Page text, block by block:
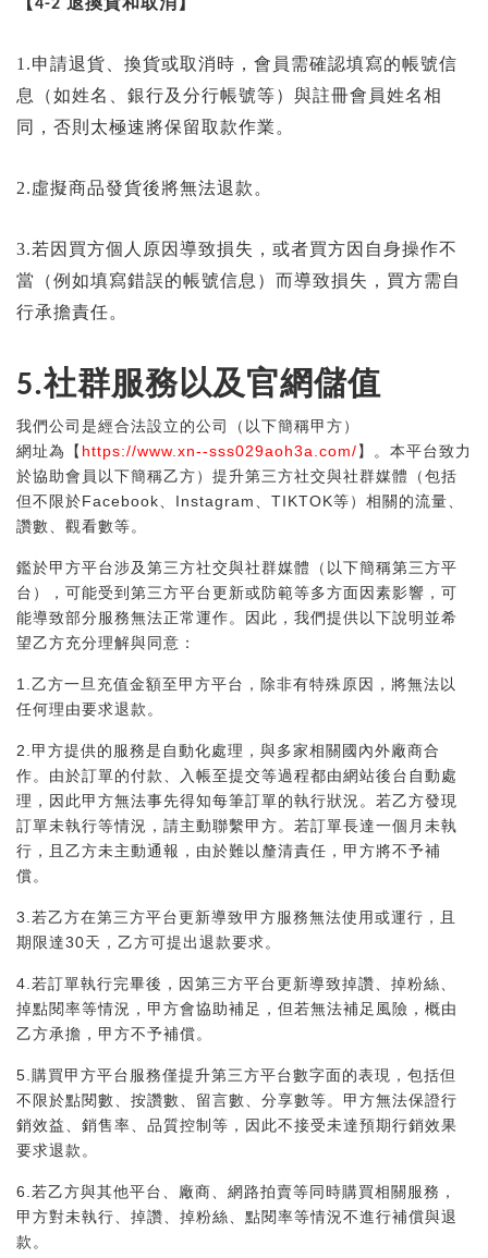
4-2
1.申請退貨、換貨或取消時，會員需確認填寫的帳號信
息（如姓名、銀行及分行帳號等）與註冊會員姓名相
同，否則太極速將保留取款作業。
2.虛擬商品發貨後將無法退款。
3.若因買方個人原因導致損失，或者買方因自身操作不
當（例如填寫錯誤的帳號信息）而導致損失，買方需自
行承擔責任。
5.社群服務以及官網儲值
我們公司是經合法設立的公司（以下簡稱甲方）
網址為【 https://www.xn--sss029aoh3a.com/】。本平台致力
於協助會員以下簡稱乙方）提升第三方社交與社群媒體（包括
但不限於Facebook、Instagram、TIKTOK等）相關的流量、
讚數、觀看數等。
鑑於甲方平台涉及第三方社交與社群媒體（以下簡稱第三方平
台），可能受到第三方平台更新或防範等多方面因素影響，可
能導致部分服務無法正常運作。因此，我們提供以下說明並希
望乙方充分理解與同意：
1.乙方一旦充值金額至甲方平台，除非有特殊原因，將無法以
任何理由要求退款。
2.甲方提供的服務是自動化處理，與多家相關國內外廠商合
作。由於訂單的付款、入帳至提交等過程都由網站後台自動處
理，因此甲方無法事先得知每筆訂單的執行狀況。若乙方發現
訂單未執行等情況，請主動聯繫甲方。若訂單長達一個月未執
行，且乙方未主動通報，由於難以釐清責任，甲方將不予補
償。
3.若乙方在第三方平台更新導致甲方服務無法使用或運行，且
期限達30天，乙方可提出退款要求。
4.若訂單執行完畢後，因第三方平台更新導致掉讚、掉粉絲、
掉點閱率等情況，甲方會協助補足，但若無法補足風險，概由
乙方承擔，甲方不予補償。
5.購買甲方平台服務僅提升第三方平台數字面的表現，包括但
不限於點閱數、按讚數、留言數、分享數等。甲方無法保證行
銷效益、銷售率、品質控制等，因此不接受未達預期行銷效果
要求退款。
6.若乙方與其他平台、廠商、網路拍賣等同時購買相關服務，
甲方對未執行、掉讚、掉粉絲、點閱率等情況不進行補償與退
款。